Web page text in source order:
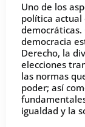
Uno de los
política actual
democráticas.
democracia
Derecho, la
elecciones
las normas
poder; así
igualdad y la